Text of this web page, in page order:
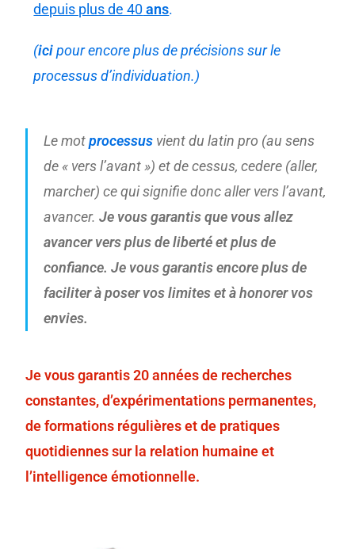
depuis plus de 40ans.
(icipour encore plus de précisions sur le
processus d’individuation.)
Le motprocessus vient du latin pro (au sens
de « vers l’avant ») et de cessus, cedere (aller,
marcher) ce qui signifie donc aller vers l’avant,
avancer.Je vous garantis que vous allez
avancer vers plus de liberté et plus de
confiance. Je vous garantis encore plus de
faciliter à poser vos limites et à honorer vos
envies.
Je vous garantis 20 années de recherches
constantes, d’expérimentations permanentes,
de formations régulières et de pratiques
quotidiennes sur la relation humaine et
l’intelligence émotionnelle.